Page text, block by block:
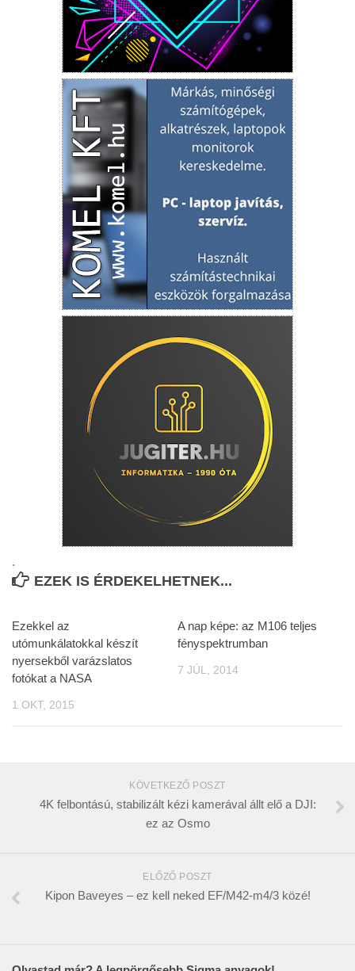
.
EZEK IS ÉRDEKELHETNEK...
Ezekkel az
utómunkálatokkal készít
nyersekből varázslatos
fotókat a NASA
1 OKT, 2015
A nap képe: az M106 teljes
fényspektrumban
7 JÚL, 2014
KÖVETKEZŐ POSZT
4K felbontású, stabilizált kézi kamerával állt elő a DJI:
ez az Osmo
ELŐZŐ POSZT
Kipon Baveyes – ez kell neked EF/M42-m4/3 közé!